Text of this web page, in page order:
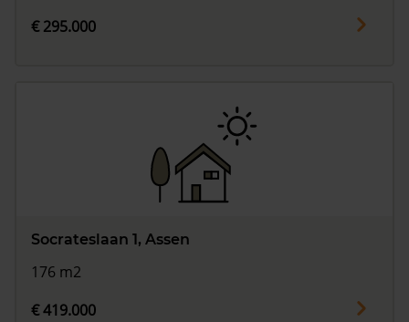
€ 295.000
Socrateslaan 1, Assen
176 m2
€ 419.000